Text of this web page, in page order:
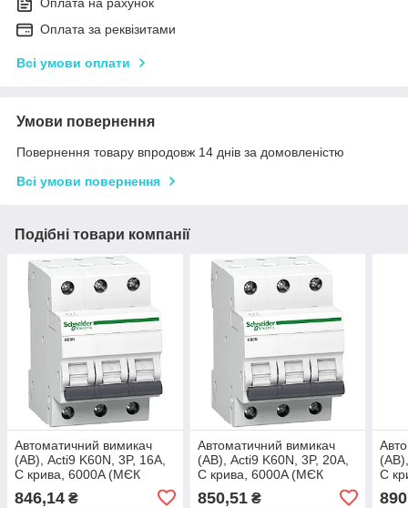
Оплата на рахунок
Оплата за реквізитами
Всі умови оплати
Умови повернення
Повернення товару впродовж 14 днів за домовленістю
Всі умови повернення
Подібні товари компанії
Автоматичний вимикач
(АВ), Acti9 K60N, 3P, 16A,
C крива, 6000A (МЄК
846,14 ₴
Автоматичний вимикач
(АВ), Acti9 K60N, 3P, 20A,
C крива, 6000A (МЄК
850,51₴
C